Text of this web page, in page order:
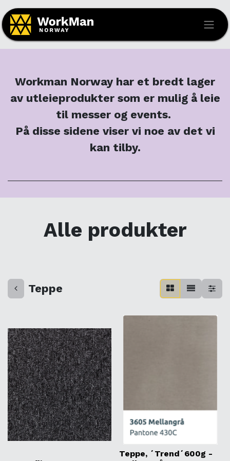
Workman Norway har et bredt lager
av utleieprodukter som er mulig å leie
til messer og events.
På disse sidene viser vi noe av det vi
kan tilby.
Alle produkter
Teppe
Teppe, ´Trend´600g -